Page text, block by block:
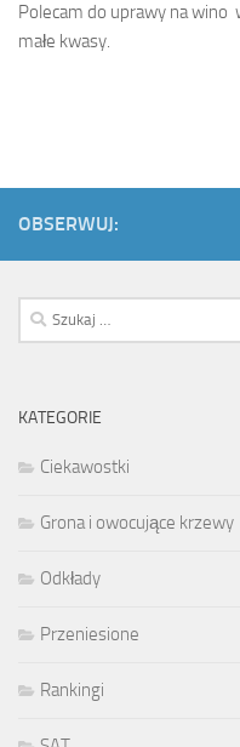
Polecam do uprawy na wino
małe kwasy.
OBSERWUJ:
Szukaj:
KATEGORIE
Ciekawostki
Grona i owocujące krzewy
Odkłady
Przeniesione
Rankingi